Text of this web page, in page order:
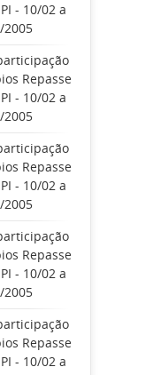
- 10/02 a
2005
Repasse
- 10/02 a
2005
Repasse
- 10/02 a
2005
Repasse
- 10/02 a
2005
Repasse
- 10/02 a